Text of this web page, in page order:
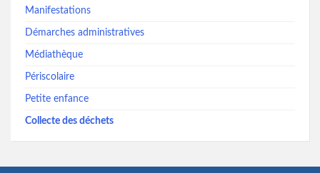
Manifestations
Démarches administratives
Médiathèque
Périscolaire
Petite enfance
Collecte des déchets